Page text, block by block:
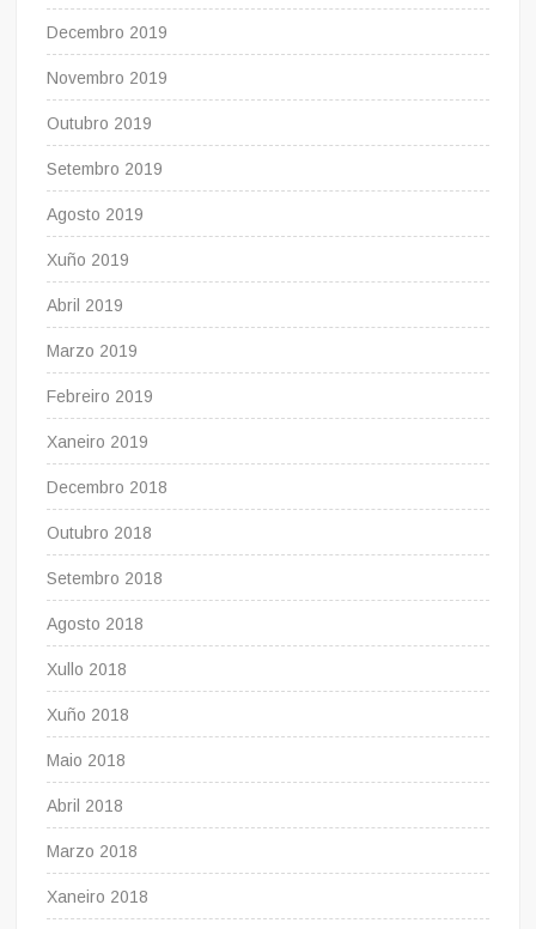
Decembro 2019
Novembro 2019
Outubro 2019
Setembro 2019
Agosto 2019
Xuño 2019
Abril 2019
Marzo 2019
Febreiro 2019
Xaneiro 2019
Decembro 2018
Outubro 2018
Setembro 2018
Agosto 2018
Xullo 2018
Xuño 2018
Maio 2018
Abril 2018
Marzo 2018
Xaneiro 2018